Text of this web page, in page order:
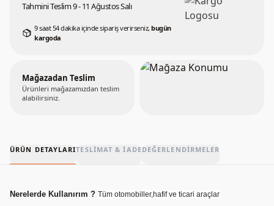
Tahmini Teslim 9 - 11 Ağustos Salı
9 saat 54 dakika içinde sipariş verirseniz, bugün
kargoda
Mağazadan Teslim
Ürünleri mağazamızdan teslim
alabilirsiniz.
ÜRÜN DETAYLARITESLIMAT & İADEDEĞERLENDIRMELER
Nerelerde Kullanırım ? Tüm otomobiller,hafif ve ticari araçlar